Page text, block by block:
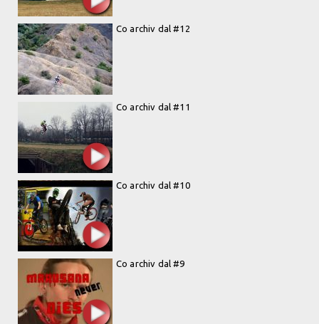
Co archiv dal #12
Co archiv dal #11
Co archiv dal #10
Co archiv dal #9